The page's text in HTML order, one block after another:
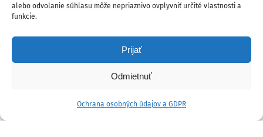
alebo odvolanie súhlasu môže nepriaznivo ovplyvniť určité vlastnosti a
funkcie.
Prijať
Odmietnuť
Ochrana osobných údajov a GDPR